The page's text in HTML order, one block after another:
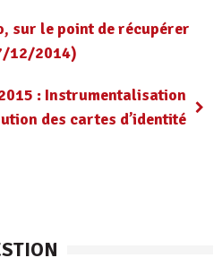
sur le point de récupérer
12/2014)
: Instrumentalisation
des cartes d’identité